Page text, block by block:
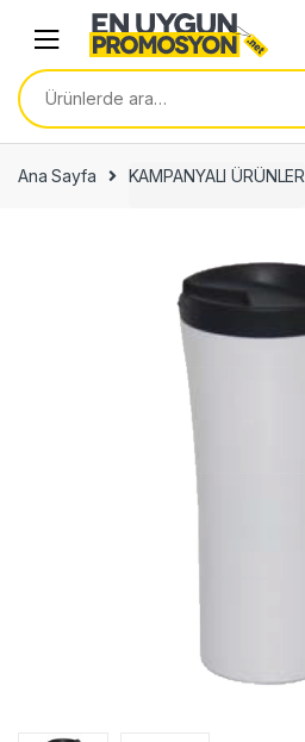
navigation
content
Ara:
Ana Sayfa KAMPANYALI ÜRÜNLER